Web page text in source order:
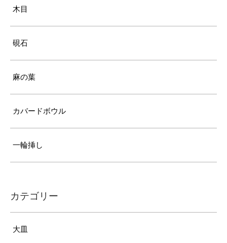
木目
硯石
麻の葉
カバードボウル
一輪挿し
カテゴリー
大皿